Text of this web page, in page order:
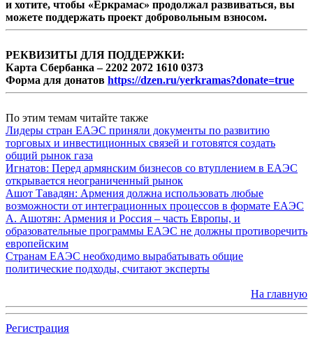
и хотите, чтобы «Еркрамас» продолжал развиваться, вы
можете поддержать проект добровольным взносом.
РЕКВИЗИТЫ ДЛЯ ПОДДЕРЖКИ:
Карта Сбербанка – 2202 2072 1610 0373
Форма для донатов https://dzen.ru/yerkramas?donate=true
По этим темам читайте также
Лидеры стран ЕАЭС приняли документы по развитию
торговых и инвестиционных связей и готовятся создать
общий рынок газа
Игнатов: Перед армянским бизнесов со втуплением в ЕАЭС
открывается неограниченный рынок
Ашот Тавадян: Армения должна использовать любые
возможности от интеграционных процессов в формате ЕАЭС
А. Ашотян: Армения и Россия – часть Европы, и
образовательные программы ЕАЭС не должны противоречить
европейским
Странам ЕАЭС необходимо вырабатывать общие
политические подходы, считают эксперты
На главную
Регистрация